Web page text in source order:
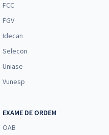
FCC
FGV
Idecan
Selecon
Uniase
Vunesp
EXAME DE ORDEM
OAB